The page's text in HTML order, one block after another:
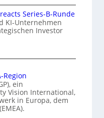
Series-B-Runde
KI-Unternehmen
Investor
Region
ein
Vision International,
in Europa, dem